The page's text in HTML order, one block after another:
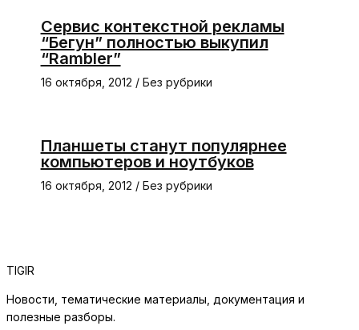
Сервис контекстной рекламы
“Бегун” полностью выкупил
“Rambler”
16 октября, 2012 / Без рубрики
Планшеты станут популярнее
компьютеров и ноутбуков
16 октября, 2012 / Без рубрики
TIGIR
Новости, тематические материалы, документация и
полезные разборы.